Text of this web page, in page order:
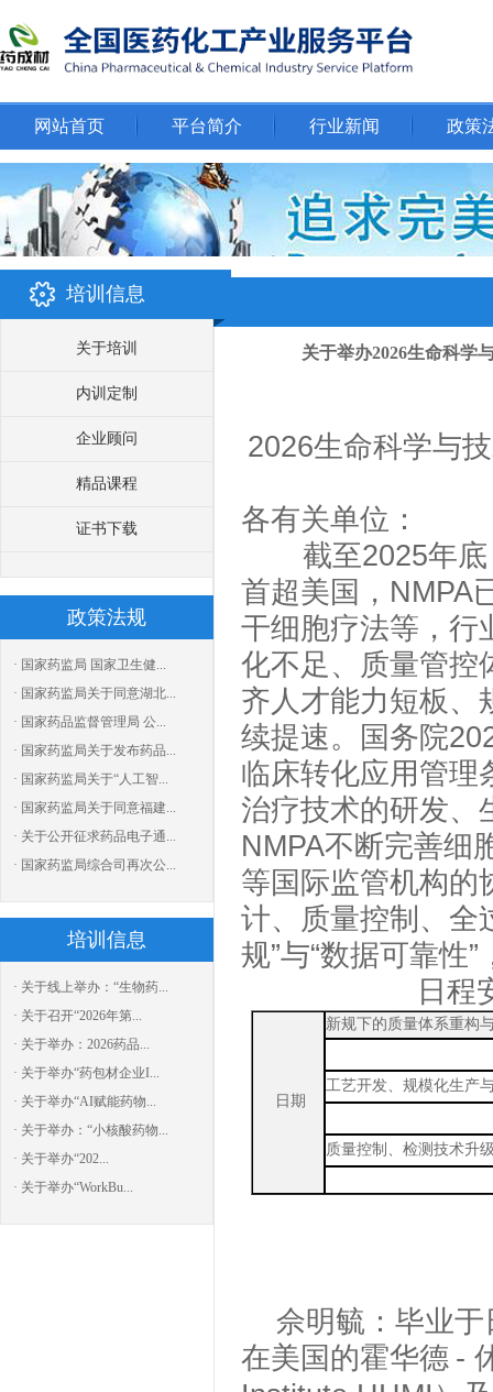
网站首页 平台简介 行业新闻 政策
培训信息
关于培训
内训定制
企业顾问
精品课程
证书下载
政策法规
· 国家药监局 国家卫生健...
· 国家药监局关于同意湖北...
· 国家药品监督管理局 公...
· 国家药监局关于发布药品...
· 国家药监局关于“人工智...
· 国家药监局关于同意福建...
· 关于公开征求药品电子通...
· 国家药监局综合司再次公...
培训信息
· 关于线上举办：“生物药...
· 关于召开“2026年第...
· 关于举办：2026药品...
· 关于举办“药包材企业I...
· 关于举办“AI赋能药物...
· 关于举办：“小核酸药物...
· 关于举办“202...
· 关于举办“WorkBu...
关于举办2026生命科学
2026生命科学与
各有关单位：
截至2025年
首超美国，NMPA
干细胞疗法等，行
化不足、质量管控
齐人才能力短板、
续提速。国务院
临床转化应用管理
治疗技术的研发、
NMPA不断完善细
等国际监管机构的
计、质量控制、全
规”与“数据可靠性
日程
日期
新规下的质量体系重构
工艺开发、规模化生产
质量控制、检测技术升
佘明毓： 毕业于
在美国的霍华德 -